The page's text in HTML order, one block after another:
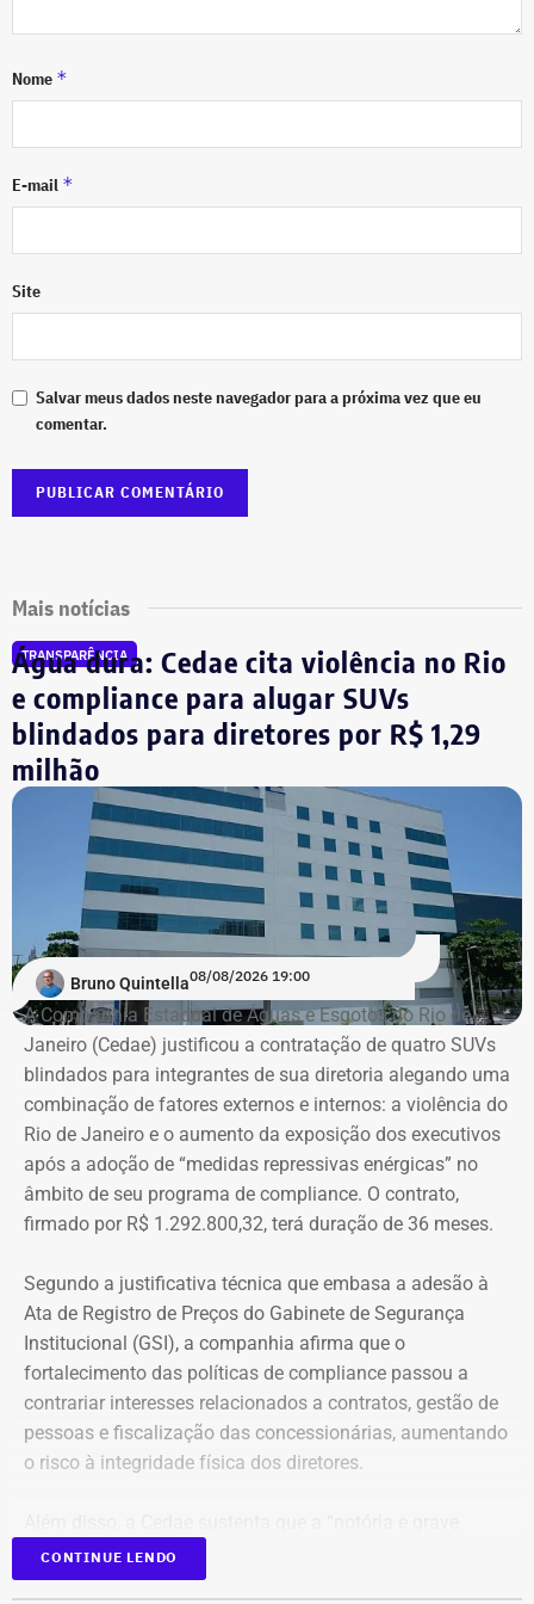
Nome *
E-mail *
Site
Salvar meus dados neste navegador para a próxima vez que eu
comentar.
Mais notícias
TRANSPARÊNCIA
Água dura: Cedae cita violência no Rio
e compliance para alugar SUVs
blindados para diretores por R$ 1,29
milhão
Bruno Quintella08/08/2026 19:00
A Companhia Estadual de Águas e Esgotos do Rio de
Janeiro (Cedae) justificou a contratação de quatro SUVs
blindados para integrantes de sua diretoria alegando uma
combinação de fatores externos e internos: a violência do
Rio de Janeiro e o aumento da exposição dos executivos
após a adoção de “medidas repressivas enérgicas” no
âmbito de seu programa de compliance. O contrato,
firmado por R$ 1.292.800,32, terá duração de 36 meses.
Segundo a justificativa técnica que embasa a adesão à
Ata de Registro de Preços do Gabinete de Segurança
Institucional (GSI), a companhia afirma que o
fortalecimento das políticas de compliance passou a
contrariar interesses relacionados a contratos, gestão de
pessoas e fiscalização das concessionárias, aumentando
o risco à integridade física dos diretores.
insegurança pública” no estado, especialmente no
município do Rio de Janeiro e na Baixada Fluminense,
CONTINUE LENDO